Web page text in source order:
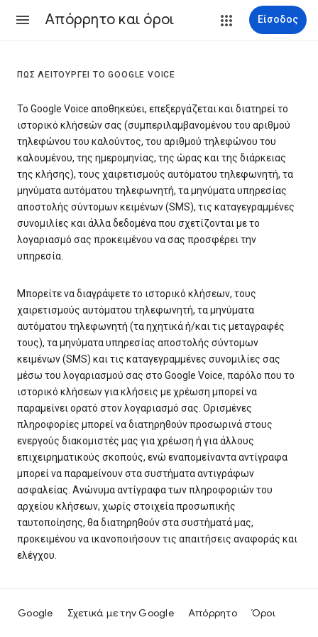
Απόρρητο και όροι Είσοδος
ΠΏΣ ΛΕΙΤΟΥΡΓΕΊ ΤΟ GOOGLE VOICE
Το Google Voice αποθηκεύει, επεξεργάζεται και διατηρεί το
ιστορικό κλήσεών σας (συμπεριλαμβανομένου του αριθμού
τηλεφώνου του καλούντος, του αριθμού τηλεφώνου του
καλουμένου, της ημερομηνίας, της ώρας και της διάρκειας
της κλήσης), τους χαιρετισμούς αυτόματου τηλεφωνητή, τα
μηνύματα αυτόματου τηλεφωνητή, τα μηνύματα υπηρεσίας
αποστολής σύντομων κειμένων (SMS), τις καταγεγραμμένες
συνομιλίες και άλλα δεδομένα που σχετίζονται με το
λογαριασμό σας προκειμένου να σας προσφέρει την
υπηρεσία.
Μπορείτε να διαγράψετε το ιστορικό κλήσεων, τους
χαιρετισμούς αυτόματου τηλεφωνητή, τα μηνύματα
αυτόματου τηλεφωνητή (τα ηχητικά ή/και τις μεταγραφές
τους), τα μηνύματα υπηρεσίας αποστολής σύντομων
κειμένων (SMS) και τις καταγεγραμμένες συνομιλίες σας
μέσω του λογαριασμού σας στο Google Voice, παρόλο που το
ιστορικό κλήσεων για κλήσεις με χρέωση μπορεί να
παραμείνει ορατό στον λογαριασμό σας. Ορισμένες
πληροφορίες μπορεί να διατηρηθούν προσωρινά στους
ενεργούς διακομιστές μας για χρέωση ή για άλλους
επιχειρηματικούς σκοπούς, ενώ εναπομείναντα αντίγραφα
μπορεί να παραμείνουν στα συστήματα αντιγράφων
ασφαλείας. Ανώνυμα αντίγραφα των πληροφοριών του
αρχείου κλήσεων, χωρίς στοιχεία προσωπικής
ταυτοποίησης, θα διατηρηθούν στα συστήματά μας,
προκειμένου να ικανοποιήσουν τις απαιτήσεις αναφοράς και
ελέγχου.
Google Σχετικά με την Google Απόρρητο Όροι